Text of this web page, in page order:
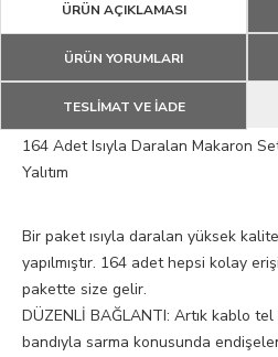
ÜRÜN AÇIKLAMASI
ÜRÜN YORUMLARI
TESLİMAT VE İADE
164 Adet Isıyla Daralan Makaron
Yalıtım
Bir paket ısıyla daralan yüksek
yapılmıştır. 164 adet hepsi kolay
pakette size gelir.
DÜZENLİ BAĞLANTI: Artık kablo tel
bandıyla sarma konusunda